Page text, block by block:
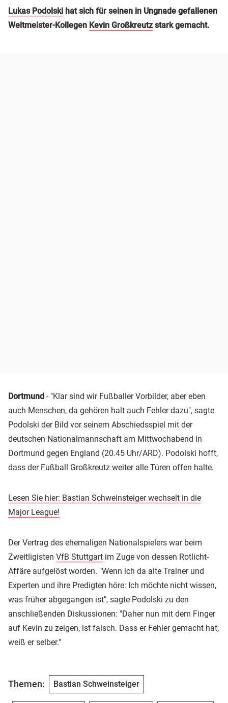
Lukas Podolski hat sich für seinen in Ungnade gefallenen
Weltmeister-Kollegen Kevin Großkreutzstark gemacht.
Dortmund - "Klar sind wir Fußballer Vorbilder, aber eben
auch Menschen, da gehören halt auch Fehler dazu", sagte
Podolski der Bild vor seinem Abschiedsspiel mit der
deutschen Nationalmannschaft am Mittwochabend in
Dortmund gegen England (20.45 Uhr/ARD). Podolski hofft,
dass der Fußball Großkreutz weiter alle Türen offen halte.
Lesen Sie hier: Bastian Schweinsteiger wechselt in die
Major League!
Der Vertrag des ehemaligen Nationalspielers war beim
Zweitligisten VfB Stuttgart im Zuge von dessen Rotlicht-
Affäre aufgelöst worden. "Wenn ich da alte Trainer und
Experten und ihre Predigten höre: Ich möchte nicht wissen,
was früher abgegangen ist", sagte Podolski zu den
anschließenden Diskussionen: "Daher nun mit dem Finger
auf Kevin zu zeigen, ist falsch. Dass er Fehler gemacht hat,
weiß er selber."
Themen: Bastian Schweinsteiger